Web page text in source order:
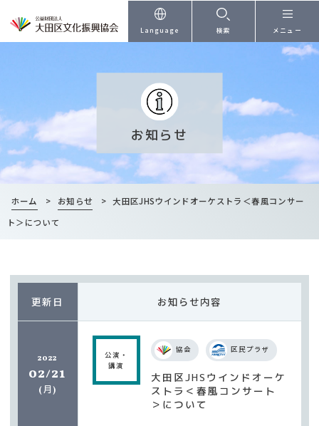
本文へ
Language 検索 メニュー
お知らせ
ホーム > お知らせ > 大田区JHSウインドオーケストラ＜春風コンサー
ト＞について
更新日 お知らせ内容
2022
02/21
(月)
公演・
講演
協会 区民プラザ
大田区JHSウインドオーケ
ストラ＜春風コンサート
＞について